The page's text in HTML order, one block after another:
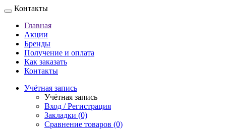
Контакты
Главная
Акции
Бренды
Получение и оплата
Как заказать
Контакты
Учётная запись
Учётная запись
Вход / Регистрация
Закладки (0)
Сравнение товаров (0)